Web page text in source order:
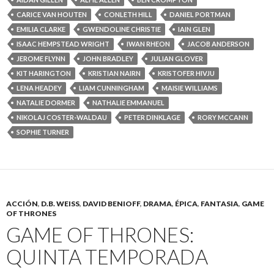
CARICE VAN HOUTEN
CONLETH HILL
DANIEL PORTMAN
EMILIA CLARKE
GWENDOLINE CHRISTIE
IAIN GLEN
ISAAC HEMPSTEAD WRIGHT
IWAN RHEON
JACOB ANDERSON
JEROME FLYNN
JOHN BRADLEY
JULIAN GLOVER
KIT HARINGTON
KRISTIAN NAIRN
KRISTOFER HIVJU
LENA HEADEY
LIAM CUNNINGHAM
MAISIE WILLIAMS
NATALIE DORMER
NATHALIE EMMANUEL
NIKOLAJ COSTER-WALDAU
PETER DINKLAGE
RORY MCCANN
SOPHIE TURNER
ACCIÓN, D.B. WEISS, DAVID BENIOFF, DRAMA, ÉPICA, FANTASIA, GAME
OF THRONES
GAME OF THRONES:
QUINTA TEMPORADA